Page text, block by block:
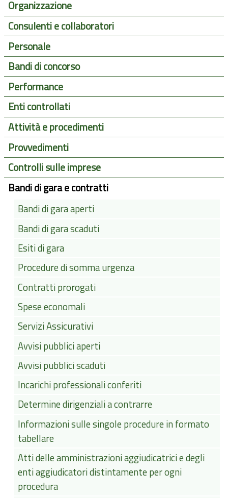
Organizzazione
Consulenti e collaboratori
Personale
Bandi di concorso
Performance
Enti controllati
Attività e procedimenti
Provvedimenti
Controlli sulle imprese
Bandi di gara e contratti
Bandi di gara aperti
Bandi di gara scaduti
Esiti di gara
Procedure di somma urgenza
Contratti prorogati
Spese economali
Servizi Assicurativi
Avvisi pubblici aperti
Avvisi pubblici scaduti
Incarichi professionali conferiti
Determine dirigenziali a contrarre
Informazioni sulle singole procedure in formato
tabellare
Atti delle amministrazioni aggiudicatrici e degli
enti aggiudicatori distintamente per ogni
procedura